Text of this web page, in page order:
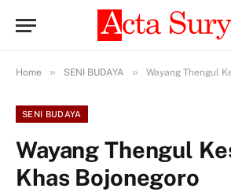
Home » SENI BUDAYA » Wayang Thengul
SENI BUDAYA
Wayang Thengul
Khas Bojonegoro